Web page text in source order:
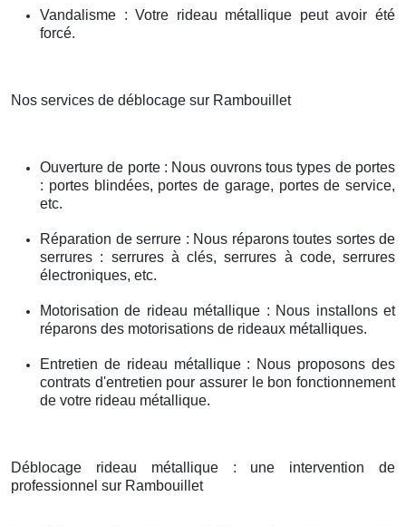
Vandalisme : Votre rideau métallique peut avoir été
forcé.
Nos services de déblocage sur Rambouillet
Ouverture de porte : Nous ouvrons tous types de portes
: portes blindées, portes de garage, portes de service,
etc.
Réparation de serrure : Nous réparons toutes sortes de
serrures : serrures à clés, serrures à code, serrures
électroniques, etc.
Motorisation de rideau métallique : Nous installons et
réparons des motorisations de rideaux métalliques.
Entretien de rideau métallique : Nous proposons des
contrats d'entretien pour assurer le bon fonctionnement
de votre rideau métallique.
Déblocage rideau métallique : une intervention de
professionnel sur Rambouillet